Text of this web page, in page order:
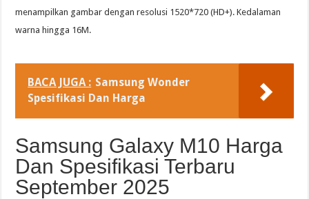
menampilkan gambar dengan resolusi 1520*720 (HD+). Kedalaman
warna hingga 16M.
BACA JUGA : Samsung Wonder
Spesifikasi Dan Harga
Samsung Galaxy M10 Harga
Dan Spesifikasi Terbaru
September 2025